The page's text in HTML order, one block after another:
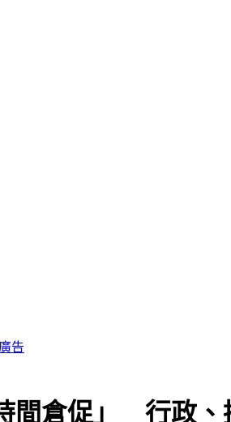
稱「吃了不會怎樣」遭判6月
間倉促」 行政、